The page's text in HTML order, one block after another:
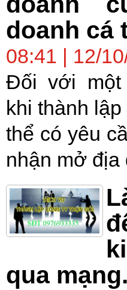
doanh cá
08:41 | 12/
Đối với một
khi thành
thể có yêu
nhận mở địa
qua mạng.